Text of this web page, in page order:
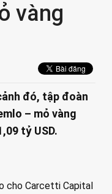
vàng
đó, tập đoàn
– mỏ vàng
tỷ USD.
cho Carcetti Capital